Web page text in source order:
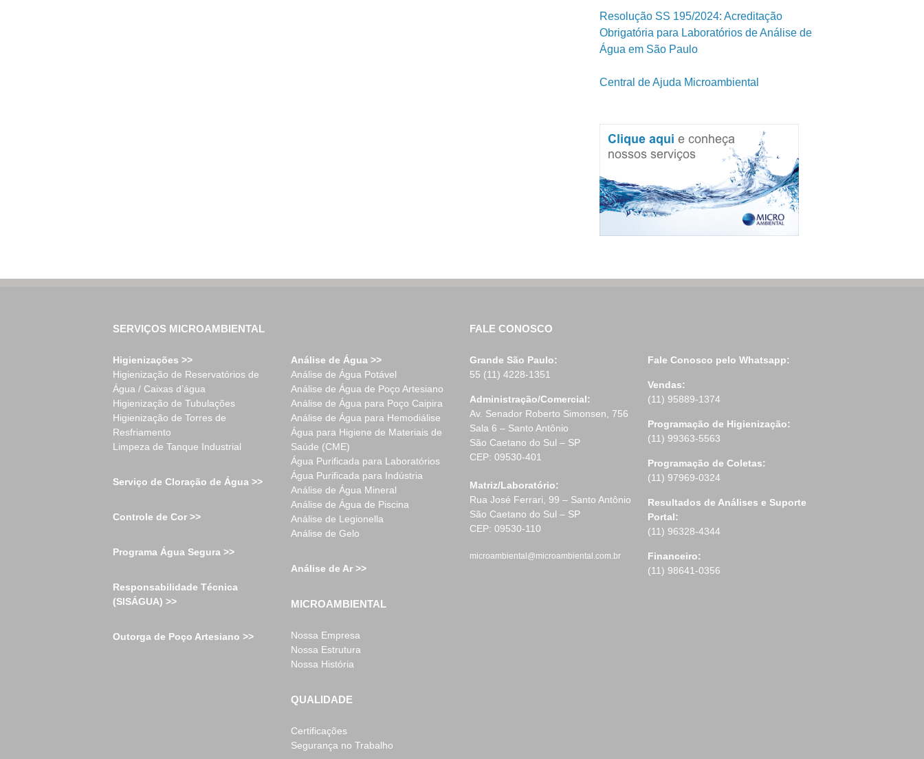
Resolução SS 195/2024: Acreditação
Obrigatória para Laboratórios de Análise de
Água em São Paulo
Central de Ajuda Microambiental
SERVIÇOS MICROAMBIENTAL
Higienizações >>
Higienização de Reservatórios de
Água / Caixas d’água
Higienização de Tubulações
Higienização de Torres de
Resfriamento
Limpeza de Tanque Industrial
Serviço de Cloração de Água >>
Controle de Cor >>
Programa Água Segura >>
Responsabilidade Técnica
(SISÁGUA) >>
Outorga de Poço Artesiano >>
Análise de Água >>
Análise de Água Potável
Análise de Água de Poço Artesiano
Análise de Água para Poço Caipira
Análise de Água para Hemodiálise
Água para Higiene de Materiais de
Saúde (CME)
Água Purificada para Laboratórios
Água Purificada para Indústria
Análise de Água Mineral
Análise de Água de Piscina
Análise de Legionella
Análise de Gelo
Análise de Ar >>
MICROAMBIENTAL
Nossa Empresa
Nossa Estrutura
Nossa História
QUALIDADE
Certificações
Segurança no Trabalho
FALE CONOSCO
Grande São Paulo:
55 (11) 4228-1351
Administração/Comercial:
Av. Senador Roberto Simonsen, 756
Sala 6 – Santo Antônio
São Caetano do Sul – SP
CEP: 09530-401
Matriz/Laboratório:
Rua José Ferrari, 99 – Santo Antônio
São Caetano do Sul – SP
CEP: 09530-110
microambiental@microambiental.com.br
Fale Conosco pelo Whatsapp:
Vendas:
(11) 95889-1374
Programação de Higienização:
(11) 99363-5563
Programação de Coletas:
(11) 97969-0324
Resultados de Análises e Suporte
Portal:
(11) 96328-4344
Financeiro:
(11) 98641-0356